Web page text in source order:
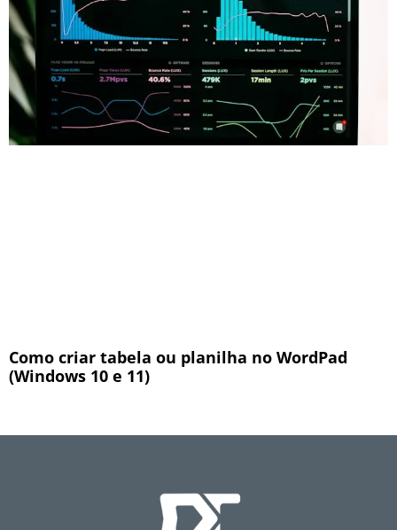
Como criar tabela ou planilha no WordPad
(Windows 10 e 11)